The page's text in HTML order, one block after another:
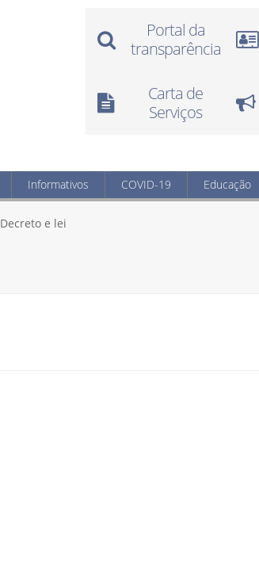
Portal da
transparência
Carta de
Serviços
Informativos COVID-19 Educação
Decreto e lei